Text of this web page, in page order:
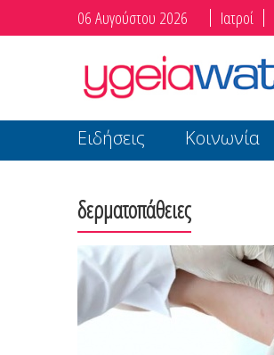
06 Αυγούστου 2026 Ιατροί
Ειδήσεις Κοινωνία
δερματοπάθειες